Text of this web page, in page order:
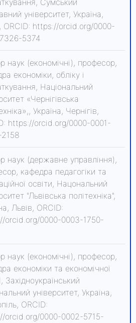
Сумський
університет, Україна,
ORCID: https://orcid.org/0000-
5374
наук (економічні), професор,
економіки, обліку і
Національний
«Чернігівська
Україна, Чернігів,
https://orcid.org/0000-0001-
наук (державне управління),
кафедра педагогіки та
освіти, Нацональний
"Львівська політехніка",
Львів, ORCID:
orcid.org/0000-0003-1750-
наук (економічні), професор,
економіки та економічної
Західноукраїнський
університет, Україна,
ORCID:
orcid.org/0000-0002-5715-